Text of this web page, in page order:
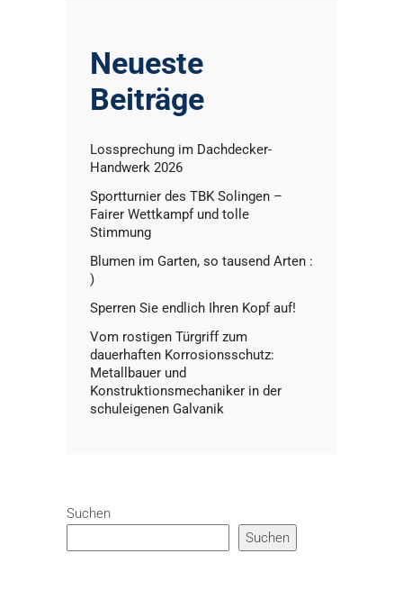
Neueste
Beiträge
Lossprechung im Dachdecker-
Handwerk 2026
Sportturnier des TBK Solingen –
Fairer Wettkampf und tolle
Stimmung
Blumen im Garten, so tausend Arten :
)
Sperren Sie endlich Ihren Kopf auf!
Vom rostigen Türgriff zum
dauerhaften Korrosionsschutz:
Metallbauer und
Konstruktionsmechaniker in der
schuleigenen Galvanik
Suchen
Suchen